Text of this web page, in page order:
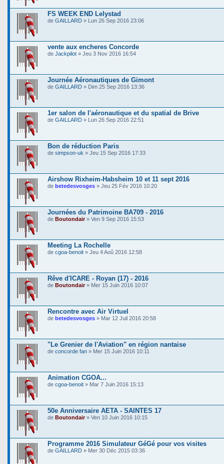
FS WEEK END Lelystad
de GAILLARD » Lun 26 Sep 2016 23:06
vente aux encheres Concorde
de Jackpilot » Jeu 3 Nov 2016 16:54
Journée Aéronautiques de Gimont
de GAILLARD » Dim 25 Sep 2016 13:36
1er salon de l'aéronautique et du spatial de Brive
de GAILLARD » Lun 26 Sep 2016 22:51
Bon de réduction Paris
de simpson-uk » Jeu 15 Sep 2016 17:33
Airshow Rixheim-Habsheim 10 et 11 sept 2016
de betedesvosges » Jeu 25 Fév 2016 10:20
Journées du Patrimoine BA709 - 2016
de Boutondair» Ven 9 Sep 2016 15:53
Meeting La Rochelle
de cgoa-benoit » Jeu 4 Aoû 2016 12:58
Rêve d'ICARE - Royan (17) - 2016
de Boutondair» Mer 15 Juin 2016 10:07
Rencontre avec Air Virtuel
de betedesvosges » Mar 12 Juil 2016 20:58
"Le Grenier de l'Aviation" en région nantaise
de concorde fan » Mer 15 Juin 2016 10:11
Animation CGOA...
de cgoa-benoit » Mar 7 Juin 2016 15:13
50e Anniversaire AETA - SAINTES 17
de Boutondair» Ven 10 Juin 2016 10:15
Programme 2016 Simulateur GéGé pour vos visites
de GAILLARD » Mer 30 Déc 2015 03:36